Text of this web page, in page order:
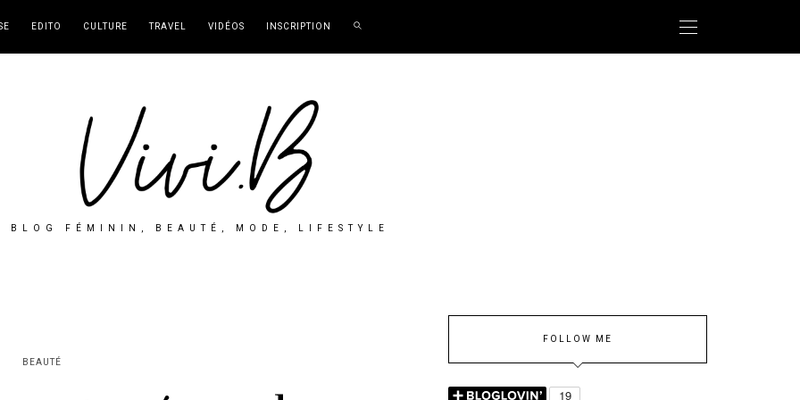
EDITO CULTURE TRAVEL VIDÉOS INSCRIPTION
BLOG FÉMININ, BEAUTÉ, MODE, LIFESTYLE
BEAUTÉ
FOLLOW ME